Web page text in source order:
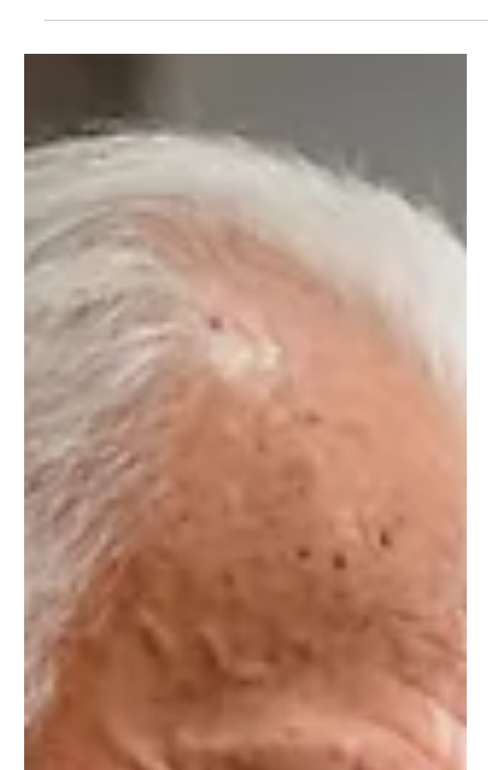
Franciliens investissent, les Occitans
s’inquiètent
Le nouveau « Baromètre de l’épargne en France et en régions »
réalisé par l’Ifop pour Altaprofits confirme la résilience des
Français face à un environnement économique et
géopolitique dégradé. Malgré les incertitudes, 81 % d’entre eux
déclarent continuer à placer de l’argent sur leurs produits
d’épargne. Mais derrière cette stabilité se cache une tendance
de fond : la recherche de sécurité progresse d’année en année.
Près de huit épargnants sur dix (79 %) privilégient désorm